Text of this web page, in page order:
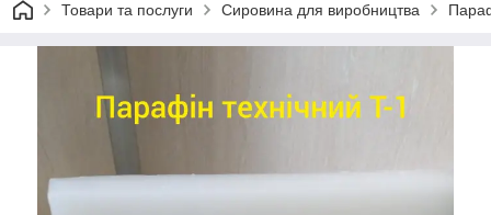
Товари та послуги Сировина для виробництва